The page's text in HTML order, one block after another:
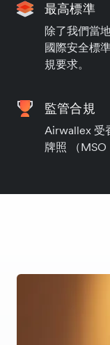
最高標準
除了我們當
國際安全標
規要求。
監管合規
Airwallex 受
牌照 （MSO